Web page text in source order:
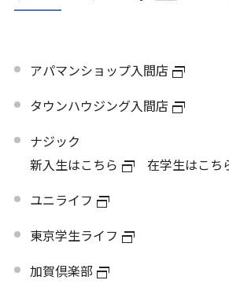
アパマンショップ入間店
タウンハウジング入間店
ナジック
新入生はこちら
在学生はこち
ユニライフ
東京学生ライフ
加賀倶楽部